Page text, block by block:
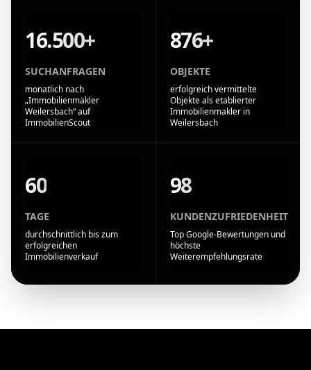
16.500+
SUCHANFRAGEN
monatlich nach
„Immobilienmakler
Weilersbach“ auf
ImmobilienScout
876+
OBJEKTE
erfolgreich vermittelte
Objekte als etablierter
Immobilienmakler in
Weilersbach
60
TAGE
durchschnittlich bis zum
erfolgreichen
Immobilienverkauf
98
KUNDENZUFRIEDENHEIT
Top Google-Bewertungen und
höchste
Weiterempfehlungsrate